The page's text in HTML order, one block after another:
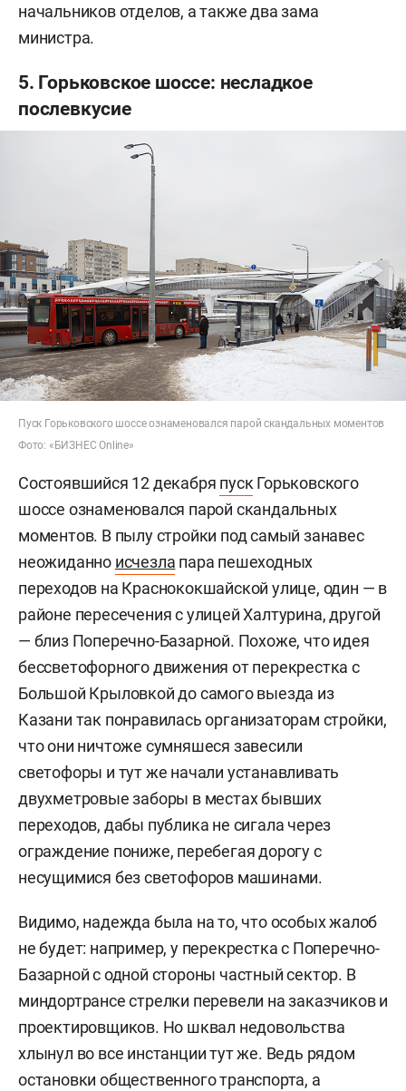
начальников отделов, а также два зама
министра.
5. Горьковское шоссе: несладкое
послевкусие
Пуск Горьковского шоссе ознаменовался парой скандальных моментов
Фото: «БИЗНЕС Online»
Состоявшийся 12 декабря пускГорьковского
шоссе ознаменовался парой скандальных
моментов. В пылу стройки под самый занавес
неожиданно исчезла пара пешеходных
переходов на Краснококшайской улице, один — в
районе пересечения с улицей Халтурина, другой
— близ Поперечно-Базарной. Похоже, что идея
бессветофорного движения от перекрестка с
Большой Крыловкой до самого выезда из
Казани так понравилась организаторам стройки,
что они ничтоже сумняшеся завесили
светофоры и тут же начали устанавливать
двухметровые заборы в местах бывших
переходов, дабы публика не сигала через
ограждение пониже, перебегая дорогу с
несущимися без светофоров машинами.
Видимо, надежда была на то, что особых жалоб
не будет: например, у перекрестка с Поперечно-
Базарной с одной стороны частный сектор. В
миндортрансе стрелки перевели на заказчиков и
проектировщиков. Но шквал недовольства
хлынул во все инстанции тут же. Ведь рядом
остановки общественного транспорта, а